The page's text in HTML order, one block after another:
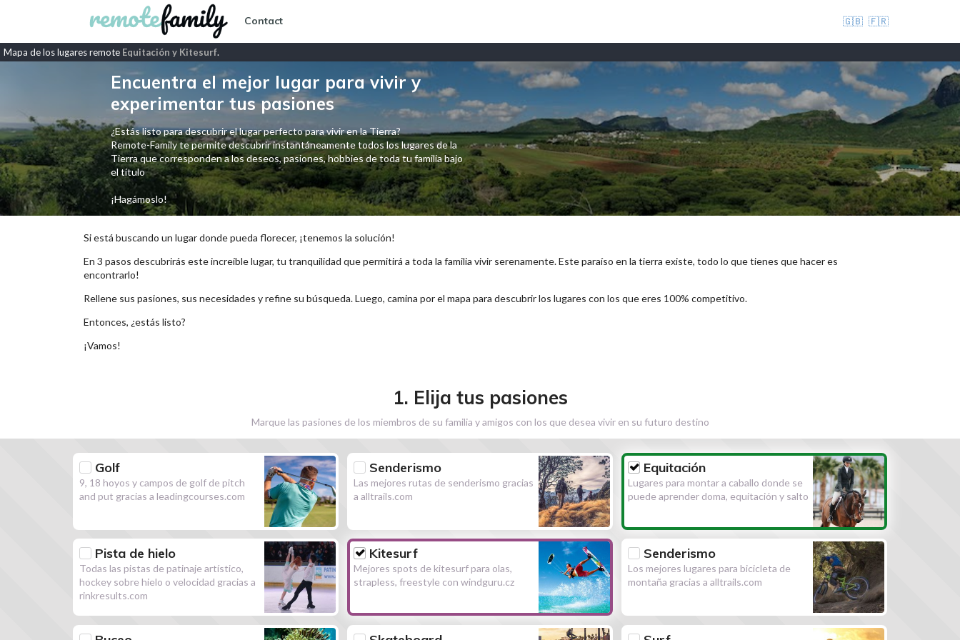
Contact 🇬🇧 🇫🇷
Mapa de los lugares remote Equitación y Kitesurf.
Encuentra el mejor lugar para vivir y
experimentar tus pasiones
¿Estás listo para descubrir el lugar perfecto para vivir en la Tierra?
Remote-Family te permite descubrir instantáneamente todos los lugares de la
Tierra que corresponden a los deseos, pasiones, hobbies de toda tu familia bajo
el título
¡Hagámoslo!
Si está buscando un lugar donde pueda florecer, ¡tenemos la solución!
En 3 pasos descubrirás este increíble lugar, tu tranquilidad que permitirá a toda la familia vivir serenamente. Este paraíso en la tierra existe, todo lo que tienes que hacer es
encontrarlo!
Rellene sus pasiones, sus necesidades y refine su búsqueda. Luego, camina por el mapa para descubrir los lugares con los que eres 100% competitivo.
Entonces, ¿estás listo?
¡Vamos!
1. Elija tus pasiones
Marque las pasiones de los miembros de su familia y amigos con los que desea vivir en su futuro destino
Golf
9, 18 hoyos y campos de golf de pitch
and put gracias a leadingcourses.com
Senderismo
Las mejores rutas de senderismo gracias
a alltrails.com
Equitación
Lugares para montar a caballo donde se
puede aprender doma, equitación y salto
Pista de hielo
Todas las pistas de patinaje artístico,
hockey sobre hielo o velocidad gracias a
rinkresults.com
Kitesurf
Mejores spots de kitesurf para olas,
strapless, freestyle con windguru.cz
Senderismo
Los mejores lugares para bicicleta de
montaña gracias a alltrails.com